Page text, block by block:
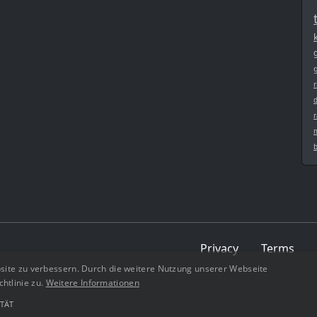
Privacy Terms
zu verbessern. Durch die weitere Nutzung unserer Webseite
zu. Weitere Informationen